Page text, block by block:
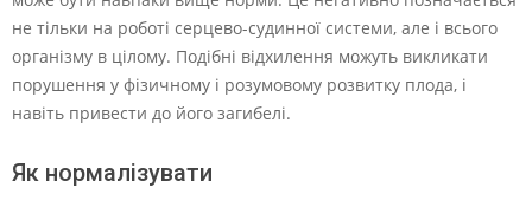
не тільки на роботі серцево-судинної системи, але і всього
організму в цілому. Подібні відхилення можуть викликати
порушення у фізичному і розумовому розвитку плода, і
навіть привести до його загибелі.
Як нормалізувати